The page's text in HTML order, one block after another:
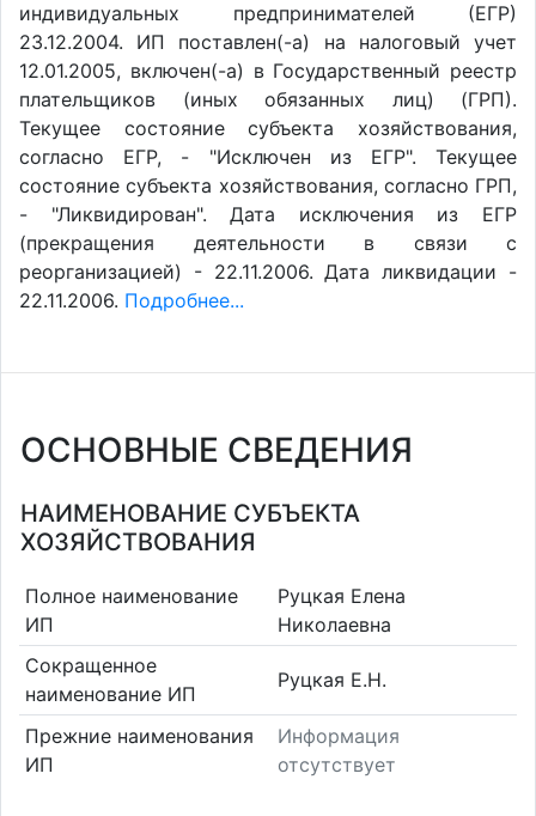
индивидуальных предпринимателей (ЕГР)
23.12.2004. ИП поставлен(-a) на налоговый учет
12.01.2005, включен(-a) в Государственный реестр
плательщиков (иных обязанных лиц) (ГРП).
Текущее состояние субъекта хозяйствования,
согласно ЕГР, - "Исключен из ЕГР". Текущее
состояние субъекта хозяйствования, согласно ГРП,
- "Ликвидирован". Дата исключения из ЕГР
(прекращения деятельности в связи с
реорганизацией) - 22.11.2006. Дата ликвидации -
22.11.2006. Подробнее...
ОСНОВНЫЕ СВЕДЕНИЯ
НАИМЕНОВАНИЕ СУБЪЕКТА
ХОЗЯЙСТВОВАНИЯ
Полное наименование
ИП
Руцкая Елена
Николаевна
Сокращенное
наименование ИП
Руцкая Е.Н.
Прежние наименования
ИП
Информация
отсутствует